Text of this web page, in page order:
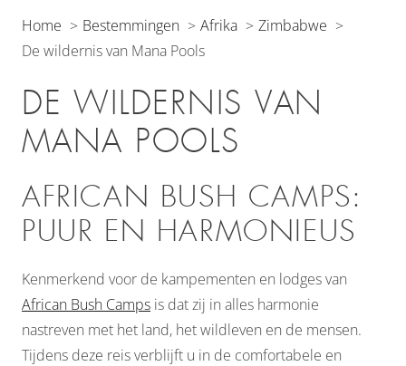
Home Bestemmingen Afrika
Zimbabwe
De wildernis van Mana Pools
DE WILDERNIS VAN
MANA POOLS
AFRICAN BUSH CAMPS:
PUUR EN HARMONIEUS
Kenmerkend voor de kampementen en lodges van
African Bush Camps is dat zij in alles harmonie
nastreven met het land, het wildleven en de mensen.
Tijdens deze reis verblijft u in de comfortabele en